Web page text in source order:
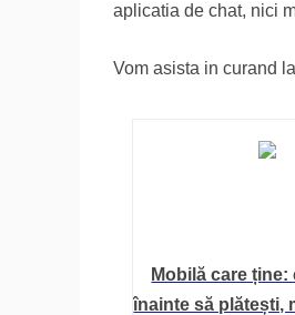
aplicatia de chat, nici
Vom asista in curand
Mobilă care ține:
înainte să plătești,